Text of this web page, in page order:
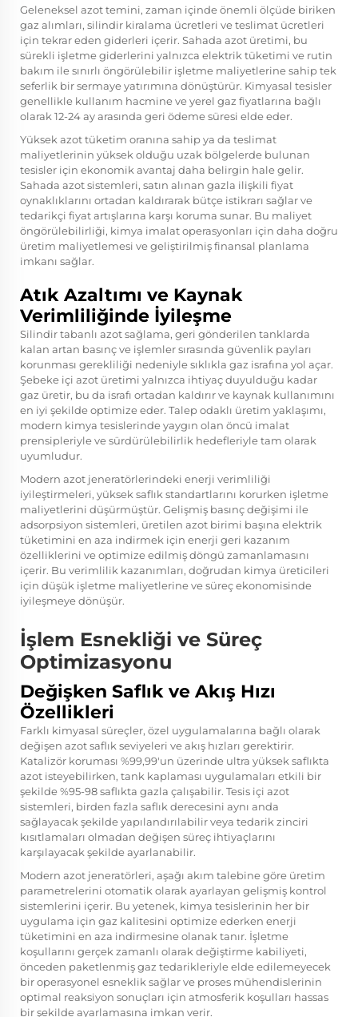
Geleneksel azot temini, zaman içinde önemli ölçüde biriken
gaz alımları, silindir kiralama ücretleri ve teslimat ücretleri
için tekrar eden giderleri içerir. Sahada azot üretimi, bu
sürekli işletme giderlerini yalnızca elektrik tüketimi ve rutin
bakım ile sınırlı öngörülebilir işletme maliyetlerine sahip tek
seferlik bir sermaye yatırımına dönüştürür. Kimyasal tesisler
genellikle kullanım hacmine ve yerel gaz fiyatlarına bağlı
olarak 12-24 ay arasında geri ödeme süresi elde eder.
Yüksek azot tüketim oranına sahip ya da teslimat
maliyetlerinin yüksek olduğu uzak bölgelerde bulunan
tesisler için ekonomik avantaj daha belirgin hale gelir.
Sahada azotsistemleri, satın alınan gazla ilişkili fiyat
oynaklıklarını ortadan kaldırarak bütçe istikrarı sağlar ve
tedarikçi fiyat artışlarına karşı koruma sunar. Bu maliyet
öngörülebilirliği, kimya imalat operasyonları için daha doğru
üretim maliyetlemesi ve geliştirilmiş finansal planlama
imkanı sağlar.
Atık Azaltımı ve Kaynak
Verimliliğinde İyileşme
Silindir tabanlı azot sağlama, geri gönderilen tanklarda
kalan artan basınç ve işlemler sırasında güvenlik payları
korunması gerekliliği nedeniyle sıklıkla gaz israfına yol açar.
Şebeke içi azot üretimi yalnızca ihtiyaç duyulduğu kadar
gaz üretir, bu da israfı ortadan kaldırır ve kaynak kullanımını
en iyi şekilde optimize eder. Talep odaklı üretim yaklaşımı,
modern kimya tesislerinde yaygın olan öncü imalat
prensipleriyle ve sürdürülebilirlik hedefleriyle tam olarak
uyumludur.
Modern azot jeneratörlerindeki enerji verimliliği
iyileştirmeleri, yüksek saflık standartlarını korurken işletme
maliyetlerini düşürmüştür. Gelişmiş basınç değişimi ile
adsorpsiyon sistemleri, üretilen azot birimi başına elektrik
tüketimini en aza indirmek için enerji geri kazanım
özelliklerini ve optimize edilmiş döngü zamanlamasını
içerir. Bu verimlilik kazanımları, doğrudan kimya üreticileri
için düşük işletme maliyetlerine ve süreç ekonomisinde
iyileşmeye dönüşür.
İşlem Esnekliği ve Süreç
Optimizasyonu
Değişken Saflık ve Akış Hızı
Özellikleri
Farklı kimyasal süreçler, özel uygulamalarına bağlı olarak
değişen azot saflık seviyeleri ve akış hızları gerektirir.
Katalizör koruması %99,99'un üzerinde ultra yüksek saflıkta
azot isteyebilirken, tank kaplaması uygulamaları etkili bir
şekilde %95-98 saflıkta gazla çalışabilir. Tesis içi azot
sistemleri, birden fazla saflık derecesini aynı anda
sağlayacak şekilde yapılandırılabilir veya tedarik zinciri
kısıtlamaları olmadan değişen süreç ihtiyaçlarını
karşılayacak şekilde ayarlanabilir.
Modern azot jeneratörleri, aşağı akım talebine göre üretim
parametrelerini otomatik olarak ayarlayan gelişmiş kontrol
sistemlerini içerir. Bu yetenek, kimya tesislerinin her bir
uygulama için gaz kalitesini optimize ederken enerji
tüketimini en aza indirmesine olanak tanır. İşletme
koşullarını gerçek zamanlı olarak değiştirme kabiliyeti,
önceden paketlenmiş gaz tedarikleriyle elde edilemeyecek
bir operasyonel esneklik sağlar ve proses mühendislerinin
optimal reaksiyon sonuçları için atmosferik koşulları hassas
bir şekilde ayarlamasına imkan verir.